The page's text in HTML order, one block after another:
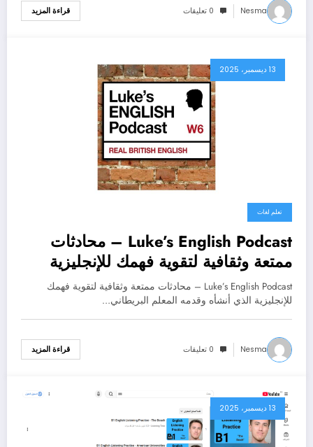
Nesma 0 تعليقات قراءة المزيد
13 ديسمبر، 2025
تعلم لغات
Luke’s English Podcast – محادثات
ممتعة وثقافية لتقوية فهمك للإنجليزية
Luke’s English Podcast – محادثات ممتعة وثقافية لتقوية فهمك
للإنجليزية الذي أنشأه وقدمه المعلم البريطاني…
Nesma 0 تعليقات قراءة المزيد
13 ديسمبر، 2025